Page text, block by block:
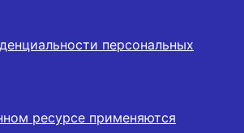
персональных
ресурсе применяются